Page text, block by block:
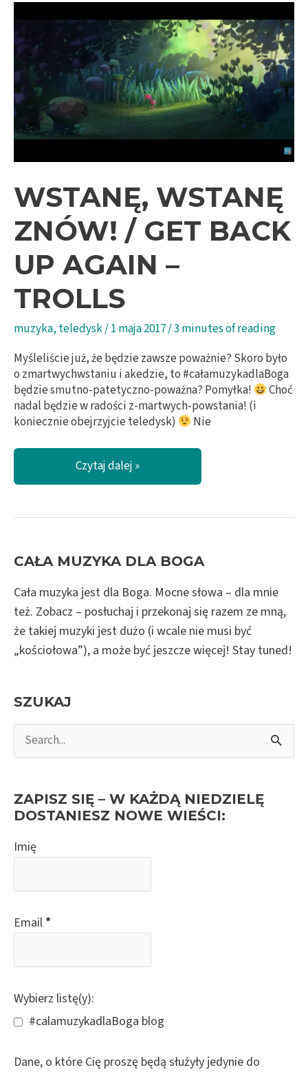
–
Different
WSTANĘ, WSTANĘ
ZNÓW! / GET BACK
UP AGAIN –
TROLLS
muzyka, teledysk/1 maja 2017/3 minutes of reading
Myśleliście już, że będzie zawsze poważnie? Skoro było
o zmartwychwstaniu i akedzie, to #całamuzykadlaBoga
będzie smutno-patetyczno-poważna? Pomyłka!
Choć
nadal będzie w radości z-martwych-powstania! (i
koniecznie obejrzyjcie teledysk)
Nie
Wstanę,
wstanę
Up
–
Trolls
Czytaj dalej »
CAŁA MUZYKA DLA BOGA
Cała muzyka jest dla Boga. Mocne słowa – dla mnie
też. Zobacz – posłuchaj i przekonaj się razem ze mną,
że takiej muzyki jest dużo (i wcale nie musi być
„kościołowa”), a może być jeszcze więcej! Stay tuned!
SZUKAJ
r
c
f
r
ZAPISZ SIĘ – W KAŻDĄ NIEDZIELĘ
DOSTANIESZ NOWE WIEŚCI:
Imię
Email *
Wybierz listę(y):
#calamuzykadlaBoga blog
Dane, o które Cię proszę będą służyły jedynie do